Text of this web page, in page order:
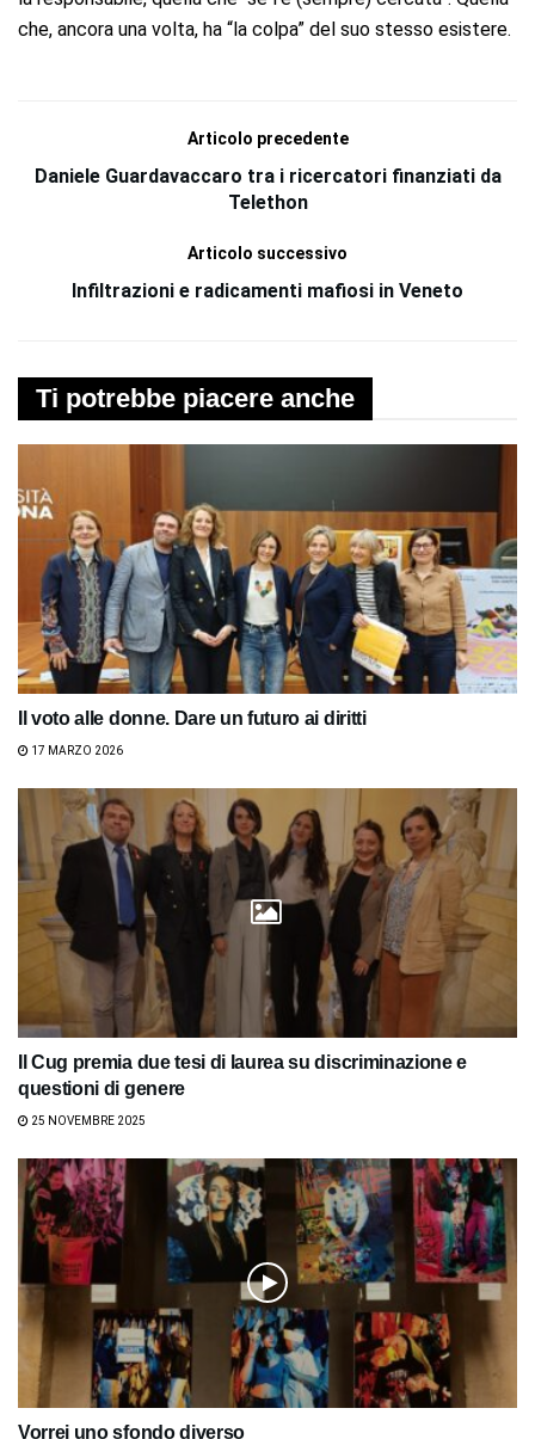
che, ancora una volta, ha “la colpa” del suo stesso esistere.
Articolo precedente
Daniele Guardavaccaro tra i ricercatori finanziati da
Telethon
Articolo successivo
Infiltrazioni e radicamenti mafiosi in Veneto
Ti potrebbe piacere anche
Il voto alle donne. Dare un futuro ai diritti
17 MARZO 2026
Il Cug premia due tesi di laurea su discriminazione e
questioni di genere
25 NOVEMBRE 2025
Vorrei uno sfondo diverso